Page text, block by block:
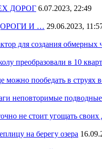
ДОРОГ 6.07.2023, 22:49
И … 29.06.2023,
для создания обмерных
преобразовали в 10
можно пообедать в струях
неповторимые
не стоит угощать
на берегу озера